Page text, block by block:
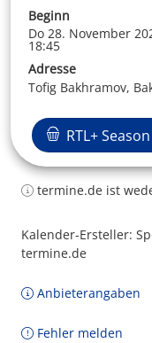
Beginn
Do 28. November
18:45
Adresse
Tofig Bakhramov,
RTL+
termine.de ist
Kalender-Ersteller:
termine.de
Anbieterangaben
Fehler melden